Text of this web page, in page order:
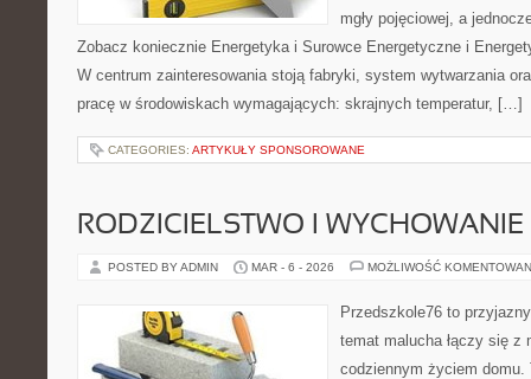
mgły pojęciowej, a
Zobacz koniecznie Energetyka i Surowce Energetyczne i
W centrum zainteresowania stoją fabryki, system wytwarzania
pracę w środowiskach wymagających: skrajnych temperatur, […]
CATEGORIES: ARTYKUŁY SPONSOROWANE
RODZICIELSTWO I WYCHOWANIE
POSTED BY ADMIN MAR - 6 - 2026 MOŻLIWOŚĆ
Przedszkole76 to
temat malucha łączy się z
codziennym życiem domu.